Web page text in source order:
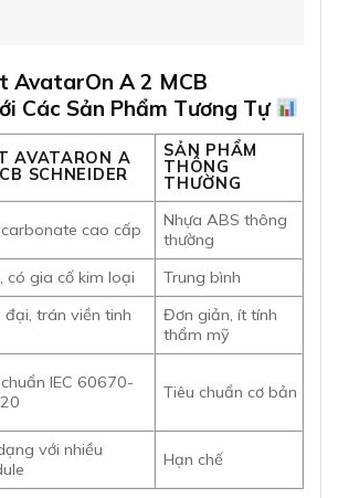
AvatarOn A 2 MCB
Các Sản Phẩm Tương Tự
AVATARON A
SCHNEIDER
SẢN PHẨM
THÔNG
THƯỜNG
cao cấp
Nhựa ABS thông
thường
có gia cố kim loại Trung bình
đại, trán viền tinh
Đơn giản, ít tính
thẩm mỹ
IEC 60670-
Tiêu chuẩn cơ bản
với nhiều
Hạn chế